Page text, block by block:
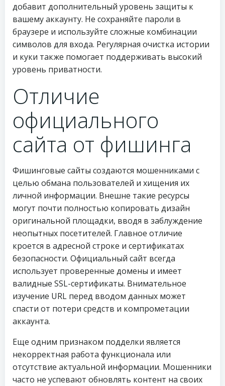
добавит дополнительный уровень защиты к
вашему аккаунту. Не сохраняйте пароли в
браузере и используйте сложные комбинации
символов для входа. Регулярная очистка истории
и куки также помогает поддерживать высокий
уровень приватности.
Отличие
официального
сайта от фишинга
Фишинговые сайты создаются мошенниками с
целью обмана пользователей и хищения их
личной информации. Внешне такие ресурсы
могут почти полностью копировать дизайн
оригинальной площадки, вводя в заблуждение
неопытных посетителей. Главное отличие
кроется в адресной строке и сертификатах
безопасности. Официальный сайт всегда
использует проверенные домены и имеет
валидные SSL-сертификаты. Внимательное
изучение URL перед вводом данных может
спасти от потери средств и компрометации
аккаунта.
Еще одним признаком подделки является
некорректная работа функционала или
отсутствие актуальной информации. Мошенники
часто не успевают обновлять контент на своих